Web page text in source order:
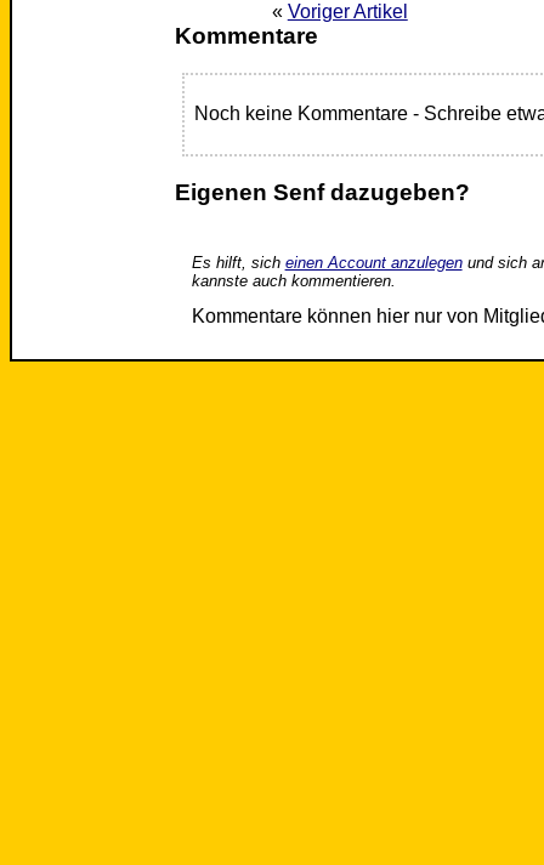
« Voriger Artikel
Kommentare
Noch keine Kommentare - Schreibe
Eigenen Senf dazugeben?
Es hilft, sich einen Account anzulegenund sich
kannste auch kommentieren.
Kommentare können hier nur von